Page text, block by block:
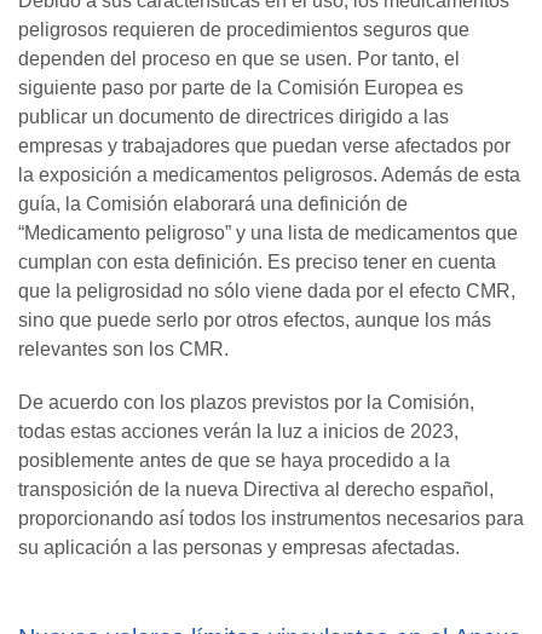
peligrosos requieren de procedimientos seguros que
dependen del proceso en que se usen. Por tanto, el
siguiente paso por parte de la Comisión Europea es
publicar un documento de directrices dirigido a las
empresas y trabajadores que puedan verse afectados por
la exposición a medicamentos peligrosos. Además de esta
guía, la Comisión elaborará una definición de
“Medicamento peligroso” y una lista de medicamentos que
cumplan con esta definición. Es preciso tener en cuenta
que la peligrosidad no sólo viene dada por el efecto CMR,
sino que puede serlo por otros efectos, aunque los más
relevantes son los CMR.
De acuerdo con los plazos previstos por la Comisión,
todas estas acciones verán la luz a inicios de 2023,
posiblemente antes de que se haya procedido a la
transposición de la nueva Directiva al derecho español,
proporcionando así todos los instrumentos necesarios para
su aplicación a las personas y empresas afectadas.